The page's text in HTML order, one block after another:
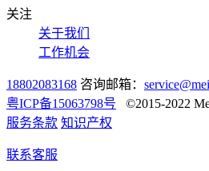
关注
关于我们
工作机会
18802083168 咨询邮箱：
粤ICP备15063798号 ©2015-2022
服务条款 知识产权
联系客服